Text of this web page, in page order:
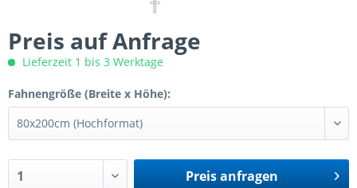
Preis auf Anfrage
Lieferzeit 1 bis 3 Werktage
Fahnengröße (Breite x Höhe):
Preis anfragen